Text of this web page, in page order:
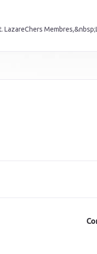
LazareChers